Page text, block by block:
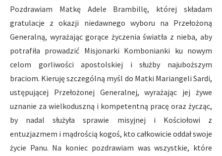
Pozdrawiam Matkę Adele Brambillę, której składam
gratulacje z okazji niedawnego wyboru na Przełożoną
Generalną, wyrażając gorące życzenia światła z nieba, aby
potrafiła prowadzić Misjonarki Kombonianki ku nowym
celom gorliwości apostolskiej i służby najuboższym
braciom. Kieruję szczególną myśl do Matki Mariangeli Sardi,
ustępującej Przełożonej Generalnej, wyrażając jej żywe
uznanie za wielkoduszną i kompetentną pracę oraz życząc,
by nadal służyła sprawie misyjnej i Kościołowi z
entuzjazmem i mądrością kogoś, kto całkowicie oddał swoje
życie Panu. Na koniec pozdrawiam was wszystkie, które